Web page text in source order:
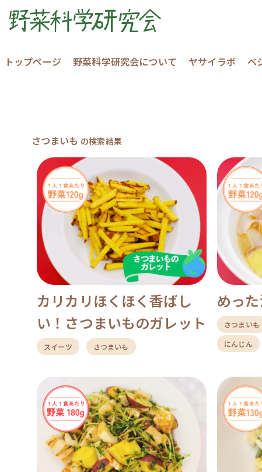
トップページ 野菜科学研究会について ヤサイラボ ベ
さつまいも の検索結果
カリカリほくほく香ばし
い！さつまいものガレット
スイーツ さつまいも
めっ
さつまいも
にんじん